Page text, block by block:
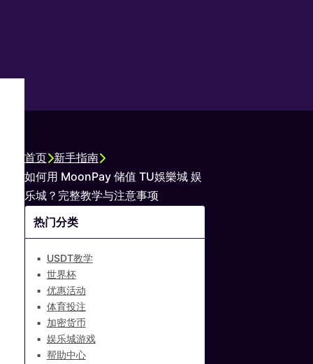
首页 新手指南
如何用 MoonPay 储值 TU娛樂城 娱
乐城？完整教学与注意事项
热门分类
USDT教学
世界杯
优惠活动
体育投注
加密货币
娱乐城游戏
帮助中心